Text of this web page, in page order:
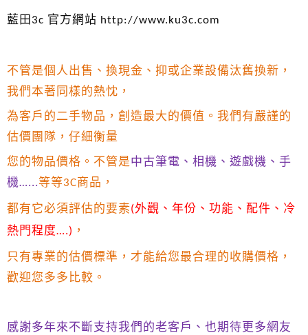
藍田3c 官方網站 http://www.ku3c.com
不管是個人出售、換現金、抑或企業設備汰舊換新，
我們本著同樣的熱忱，
為客戶的二手物品，創造最大的價值。我們有嚴謹的
估價團隊，仔細衡量
您的物品價格。不管是中古筆電、相機、遊戲機、手
機…...等等3C商品，
都有它必須評估的要素(外觀、年份、功能、配件、冷
熱門程度….) ，
只有專業的估價標準，才能給您最合理的收購價格，
歡迎您多多比較。
感謝多年來不斷支持我們的老客戶、也期待更多網友